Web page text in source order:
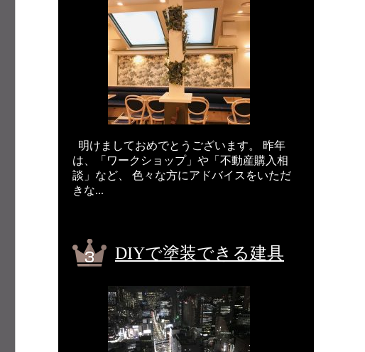
明けましておめでとうございます。 昨年
は、「ワークショップ」や「不動産購入相
談」など、 色々な方にアドバイスをいただ
きな...
DIYで塗装できる建具